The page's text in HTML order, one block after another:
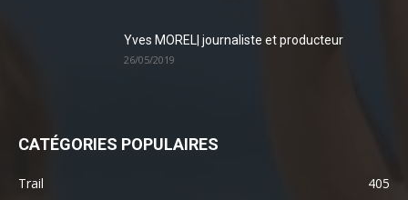
Yves MOREL| journaliste et producteur
26/05/2019
CATÉGORIES POPULAIRES
Trail
405